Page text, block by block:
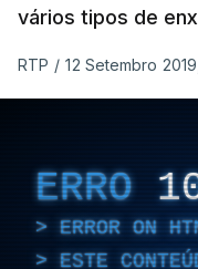
vários tipos de
RTP / 12 Setembro
ERRO
ERROR ON
ESTE